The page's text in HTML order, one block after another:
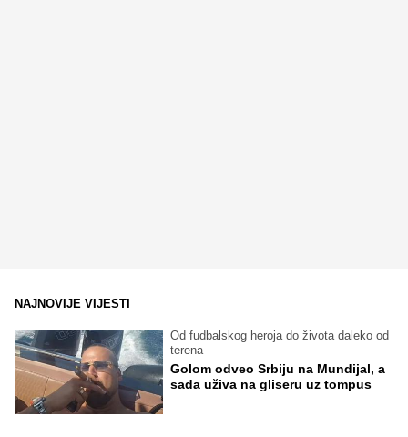
NAJNOVIJE VIJESTI
Od fudbalskog heroja do života daleko od
terena
Golom odveo Srbiju na Mundijal, a
sada uživa na gliseru uz tompus